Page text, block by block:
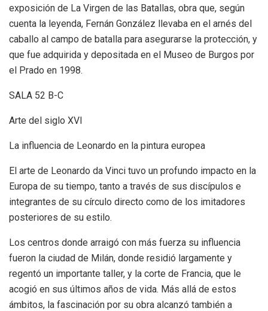
exposición de La Virgen de las Batallas, obra que, según
cuenta la leyenda, Fernán González llevaba en el arnés del
caballo al campo de batalla para asegurarse la protección, y
que fue adquirida y depositada en el Museo de Burgos por
el Prado en 1998.
SALA 52 B-C
Arte del siglo XVI
La influencia de Leonardo en la pintura europea
El arte de Leonardo da Vinci tuvo un profundo impacto en la
Europa de su tiempo, tanto a través de sus discípulos e
integrantes de su círculo directo como de los imitadores
posteriores de su estilo.
Los centros donde arraigó con más fuerza su influencia
fueron la ciudad de Milán, donde residió largamente y
regentó un importante taller, y la corte de Francia, que le
acogió en sus últimos años de vida. Más allá de estos
ámbitos, la fascinación por su obra alcanzó también a